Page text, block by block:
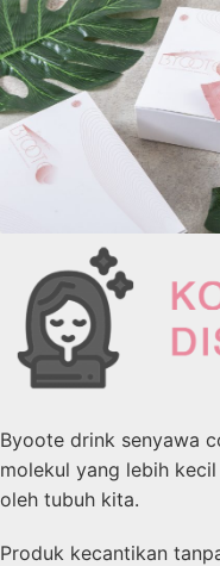
Byoote drink senyawa
molekul yang lebih
oleh tubuh kita.
Produk kecantikan